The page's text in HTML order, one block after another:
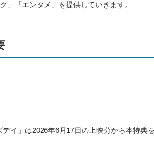
」「エンタメ」を提供していきます。
イ」は2026年6月17日の上映分から本特典